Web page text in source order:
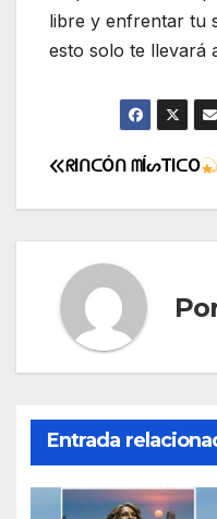
libre y enfrentar tu
esto solo te llevará
de
entradas
ᖇIᑎᑕÓᑎ ᗰÍᔕTIᑕO
Entrada